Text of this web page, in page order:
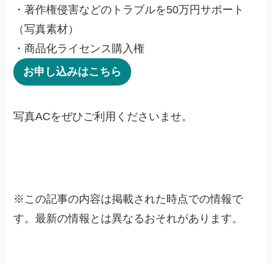
・著作権侵害などのトラブルを50万円サポート
（写真素材）
・商品化ライセンス購入権
お申し込みはこちら
写真ACをぜひご利用くださいませ。
※ この記事の内容は掲載された時点での情報で
す。最新の情報とは異なるおそれがあります。